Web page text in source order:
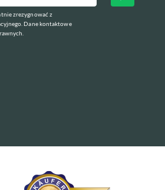
zrezygnować z
Dane kontaktowe